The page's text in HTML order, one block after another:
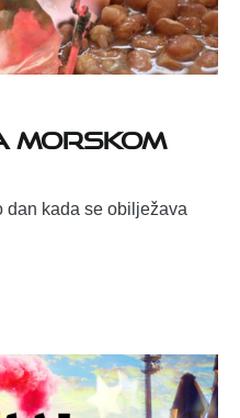
Morskom
dan kada se obilježava